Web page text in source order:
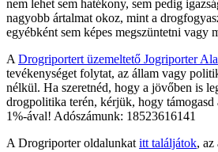
nem lehet sem hatékony, sem pedig
nagyobb ártalmat okoz, mint a
egyébként sem képes megszüntetni vagy
A Drogriportert üzemeltető Jogriporter
tevékenységet folytat, az állam vagy
nélkül. Ha szeretnéd, hogy a jövőben is
drogpolitika terén, kérjük, hogy támogasd
1%-ával! Adószámunk: 18523616141
A Drogriporter oldalunkat itt találjátok,